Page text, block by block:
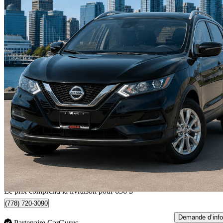
2020 Nissan Qashqai
SV AWD 29 013 km
18 631 $ Affaire
327 $/mois env.
Livraison à domicile de Richmond, BC
Le prix comprend la livraison pour 636 $
(778) 720-3090
Demande d’info